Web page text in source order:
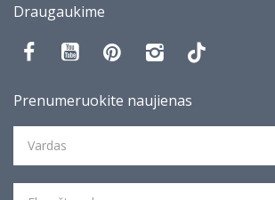
Draugaukime
Prenumeruokite naujienas